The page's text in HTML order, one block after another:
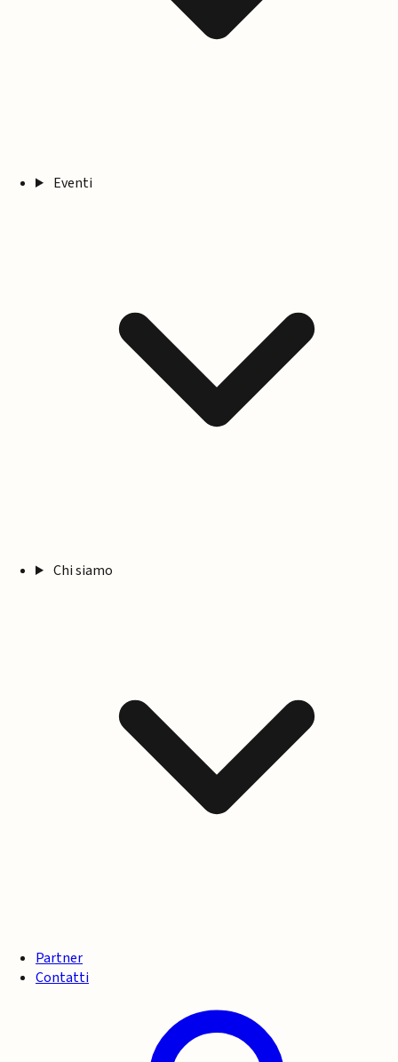
Eventi
Chi siamo
Partner
Contatti